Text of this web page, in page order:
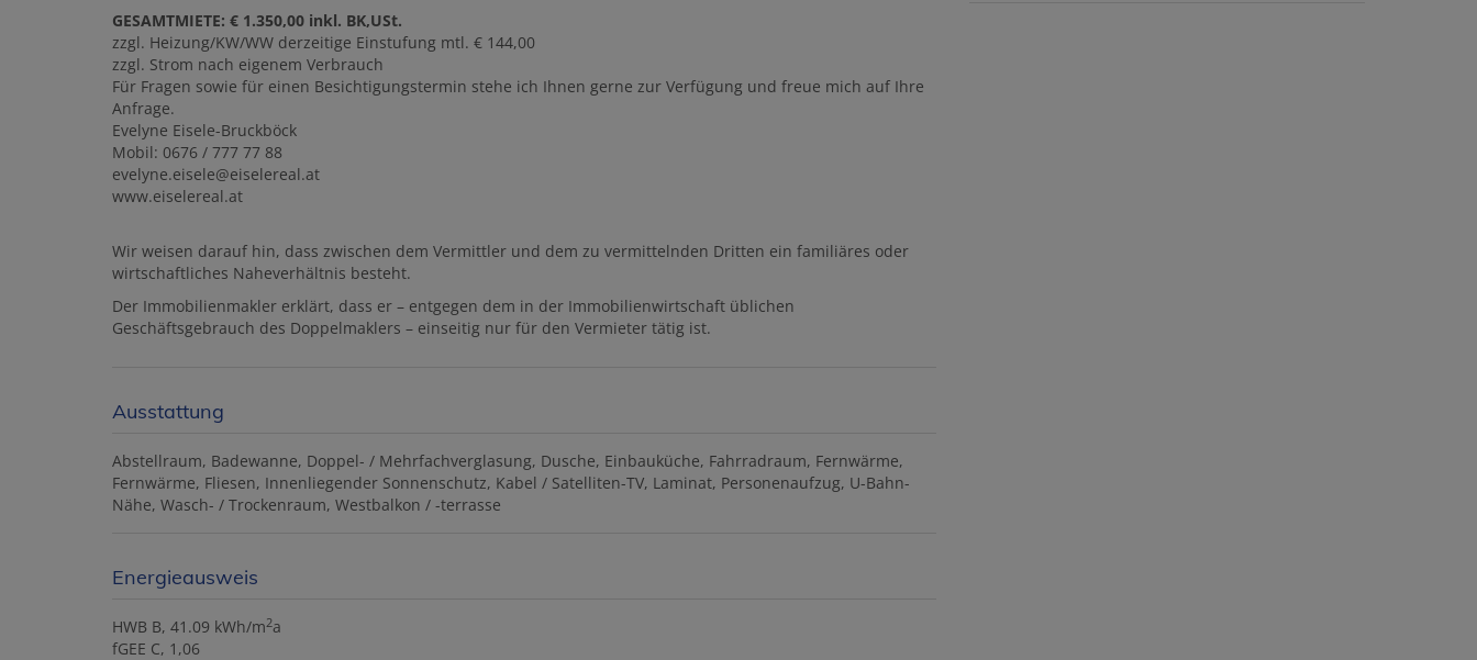
GESAMTMIETE: € 1.350,00 inkl. BK,USt.
zzgl. Heizung/KW/WW derzeitige Einstufung mtl. € 144,00
zzgl. Strom nach eigenem Verbrauch
Für Fragen sowie für einen Besichtigungstermin stehe ich Ihnen gerne zur Verfügung und freue mich auf Ihre
Anfrage.
Evelyne Eisele-Bruckböck
Mobil: 0676 / 777 77 88
evelyne.eisele@eiselereal.at
www.eiselereal.at
Wir weisen darauf hin, dass zwischen dem Vermittler und dem zu vermittelnden Dritten ein familiäres oder
wirtschaftliches Naheverhältnis besteht.
Der Immobilienmakler erklärt, dass er – entgegen dem in der Immobilienwirtschaft üblichen
Geschäftsgebrauch des Doppelmaklers – einseitig nur für den Vermieter tätig ist.
Ausstattung
Abstellraum Badewanne Doppel- / Mehrfachverglasung Dusche Einbauküche Fahrradraum Fernwärme
Fernwärme Fliesen Innenliegender Sonnenschutz Kabel / Satelliten-TV Laminat Personenaufzug U-Bahn-
Nähe Wasch- / Trockenraum Westbalkon / -terrasse
Energieausweis
HWB B, 41.09 kWh/m2a
fGEE C, 1,06